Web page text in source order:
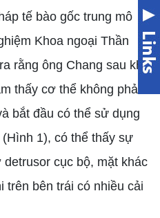
tế bào gốc trung mô
Khoa ngoại Thần
rằng ông Chang sau khi
thấy cơ thể không phải
bắt đầu có thể sử dụng
1), có thể thấy sự
cục bộ, mặt khác
trên bên trái có nhiều cải